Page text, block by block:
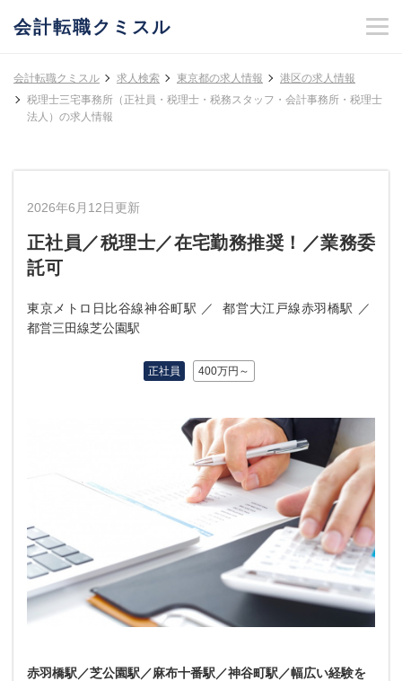
会計転職クミスル
会計転職クミスル 求人検索 東京都の求人情報
港区の求人情報
税理士三宅事務所（正社員・税理士・税務スタッフ・会計事務所・税理士
法人）の求人情報
2026年6月12日更新
正社員／税理士／在宅勤務推奨！／業務委
託可
東京メトロ日比谷線神谷町駅
都営大江戸線赤羽橋駅
都営三田線芝公園駅
正社員 400万円～
赤羽橋駅／芝公園駅／麻布十番駅／神谷町駅／幅広い経験を